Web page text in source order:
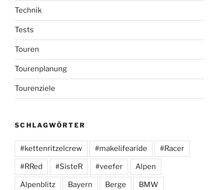
Technik
Tests
Touren
Tourenplanung
Tourenziele
SCHLAGWÖRTER
#kettenritzelcrew #makelifearide #Racer
#RRed #SisteR #veefer Alpen
Alpenblitz Bayern Berge BMW